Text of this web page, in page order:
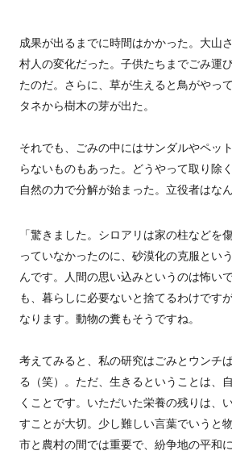
成果が出るまでに時間はかかった。大山
村人の変化だった。子供たちまでごみ運
たのだ。さらに、草が生えると鳥がやっ
タネから樹木の芽が出た。
それでも、ごみの中にはサンダルやペッ
らないものもあった。どうやって取り除
自然の力で分解が始まった。立役者はな
「驚きました。シロアリは家の柱などを
っていなかったのに、砂漠化の克服とい
んです。人間の思い込みというのは怖い
も、暮らしに必要ないと捨てるわけです
なります。動物の糞もそうですね。
考えてみると、私の研究はごみとウンチ
る（笑）。ただ、生きるということは、
くことです。いただいた栄養の残りは、
すことが大切。少し難しい言葉でいうと
市と農村の間では重要で、紛争地の平和